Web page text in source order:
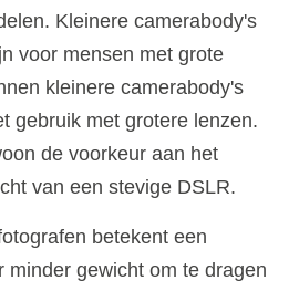
Kleinere camerabody's
voor mensen met grote
kleinere camerabody's
gebruik met grotere lenzen.
de voorkeur aan het
van een stevige DSLR.
betekent een
minder gewicht om te dragen